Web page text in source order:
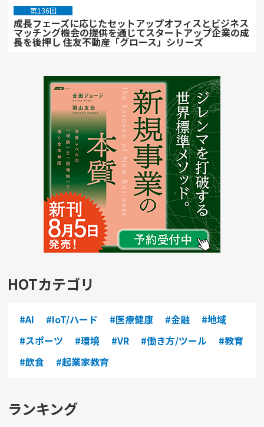
第136回
成長フェーズに応じたセットアップオフィスとビジネス
マッチング機会の提供を通じてスタートアップ企業の成
長を後押し 住友不動産「グロース」シリーズ
HOTカテゴリ
#AI #IoT/ハード #医療健康 #金融
#地域
#スポーツ
#環境 #VR #働き方/ツール
#教育
#飲食
#起業家教育
ランキング